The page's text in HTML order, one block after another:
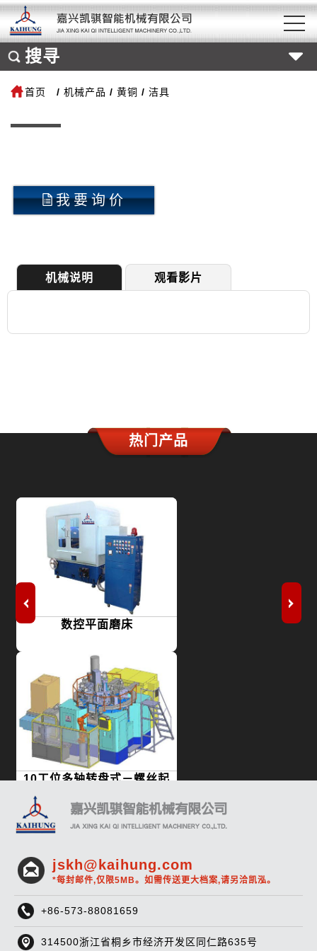
搜寻
首页 机械产品 黄铜 洁具
我要询价
机械说明 观看影片
热门产品
数控平面磨床
10工位多轴转盘式－螺丝起
9工位14轴转盘式－制动总
阀
jskh@kaihung.com
*每封邮件,仅限5MB。如需传送更大档案,请另洽凯泓。
+86-573-88081659
314500浙江省桐乡市经济开发区同仁路635号